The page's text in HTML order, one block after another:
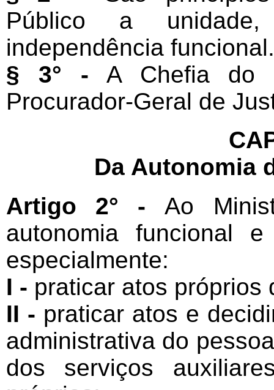
Público a
independência funcional.
§ 3° - A Chefia do
Procurador-Geral de
Da Autonomia
Artigo 2° - Ao
autonomia funcional e
especialmente:
I - praticar atos próprios
II - praticar atos e
administrativa do
dos serviços